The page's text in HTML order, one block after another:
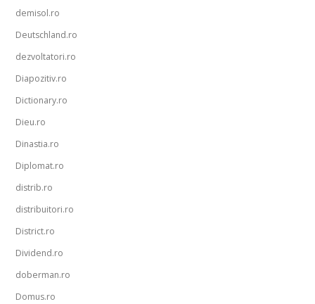
demisol.ro
Deutschland.ro
dezvoltatori.ro
Diapozitiv.ro
Dictionary.ro
Dieu.ro
Dinastia.ro
Diplomat.ro
distrib.ro
distribuitori.ro
District.ro
Dividend.ro
doberman.ro
Domus.ro